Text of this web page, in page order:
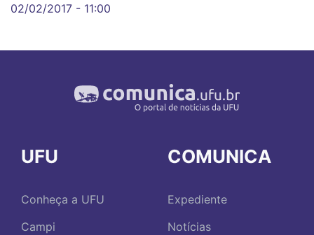
02/02/2017 - 11:00
UFU
Conheça a UFU
Campi
COMUNICA
Expediente
Notícias